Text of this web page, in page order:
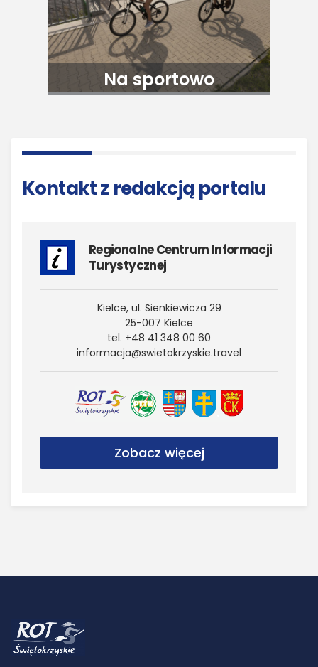
Kontakt z redakcją portalu
Regionalne Centrum Informacji
Turystycznej
Kielce, ul. Sienkiewicza 29
25-007 Kielce
tel. +48 41 348 00 60
informacja@​swietokrzyskie.​travel
Zobacz więcej
Na sportowo